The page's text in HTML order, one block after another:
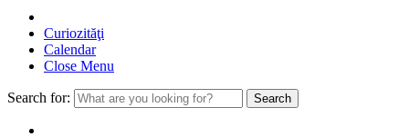
Curiozităţi
Calendar
Close Menu
Search for: